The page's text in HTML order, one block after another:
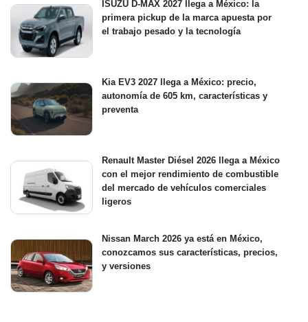
ISUZU D-MAX 2027 llega a México: la
primera pickup de la marca apuesta por
el trabajo pesado y la tecnología
Kia EV3 2027 llega a México: precio,
autonomía de 605 km, características y
preventa
Renault Master Diésel 2026 llega a México
con el mejor rendimiento de combustible
del mercado de vehículos comerciales
ligeros
Nissan March 2026 ya está en México,
conozcamos sus características, precios,
y versiones